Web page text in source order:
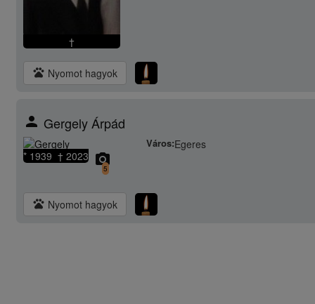
†
pets Nyomot hagyok
person Gergely Árpád
* 1939 † 2023
Város:Egeres
camera_alt
5
pets Nyomot hagyok